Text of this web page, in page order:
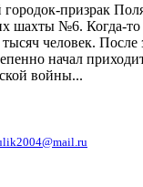
призрак
шахты №6. Когда-
человек. После
начал
войны...